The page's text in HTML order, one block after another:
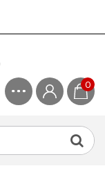
0